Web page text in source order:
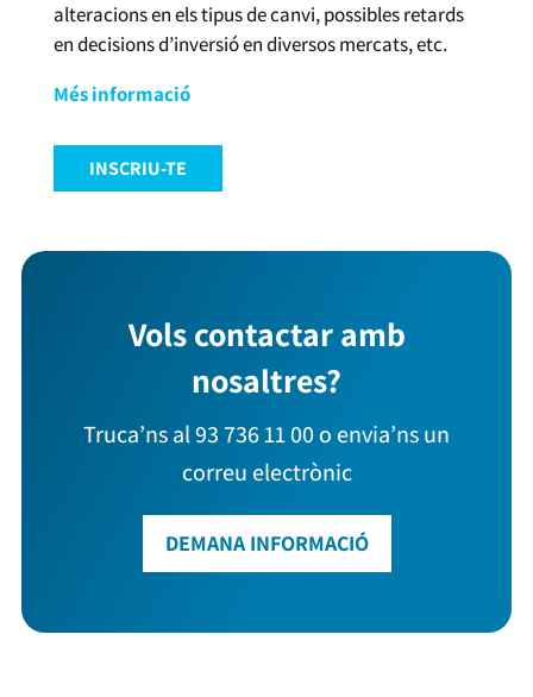
alteracions en els tipus de canvi, possibles retards
en decisions d’inversió en diversos mercats, etc.
Més informació
INSCRIU-TE
Vols contactar amb
nosaltres?
Truca’ns al 93 736 11 00 o envia’ns un
correu electrònic
DEMANA INFORMACIÓ